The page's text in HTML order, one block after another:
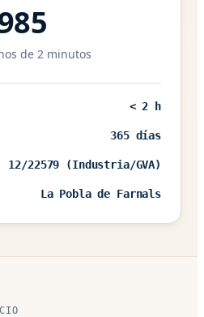
de 2 minutos
< 2 h
365 días
12/22579 (Industria/GVA)
La Pobla de Farnals